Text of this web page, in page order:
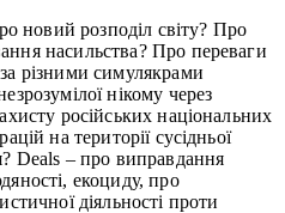
новий розподіл світу? Про
насильства? Про переваги
різними симулякрами
нікому через
російських національних
на території сусідньої
Deals – про виправдання
екоциду, про
діяльності проти